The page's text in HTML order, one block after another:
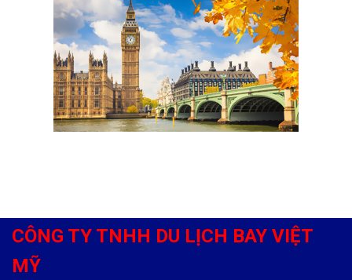
CÔNG TY TNHH DU LỊCH BAY VIỆT
MỸ